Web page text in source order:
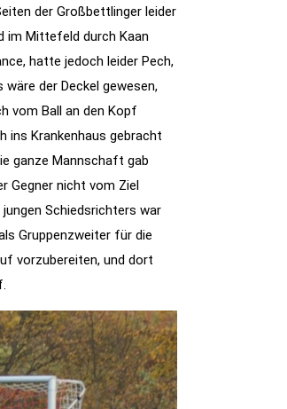
der Großbettlinger leider
im Mittefeld durch Kaan
hatte jedoch leider Pech,
der Deckel gewesen,
vom Ball an den Kopf
Krankenhaus gebracht
ganze Mannschaft gab
Gegner nicht vom Ziel
Schiedsrichters war
Gruppenzweiter für die
vorzubereiten, und dort